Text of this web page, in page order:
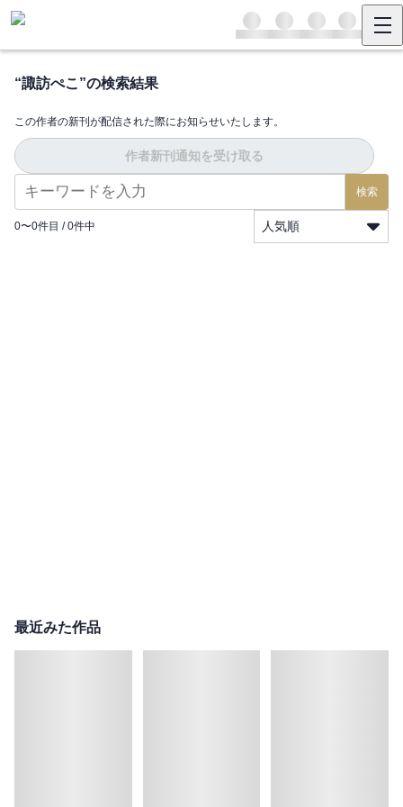
“諏訪ぺこ ”の検索結果
この作者の新刊が配信された際にお知らせいたします。
作者新刊通知を受け取る
検索
0〜0件目 / 0件中 人気順
最近みた作品